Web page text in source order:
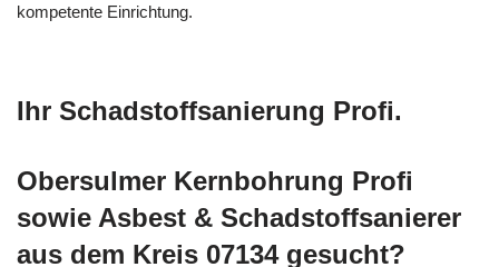
kompetente Einrichtung.
Ihr Schadstoffsanierung Profi.
Obersulmer Kernbohrung Profi
sowie Asbest & Schadstoffsanierer
aus dem Kreis 07134 gesucht?